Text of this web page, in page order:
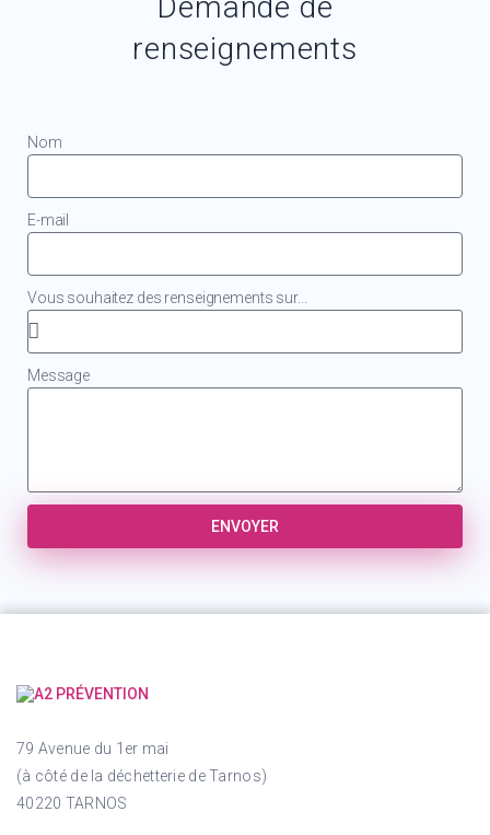
renseignements
Nom
E-mail
Vous souhaitez des renseignements sur...
Message
ENVOYER
79 Avenue du 1er mai
(à côté de la déchetterie de Tarnos)
40220 TARNOS